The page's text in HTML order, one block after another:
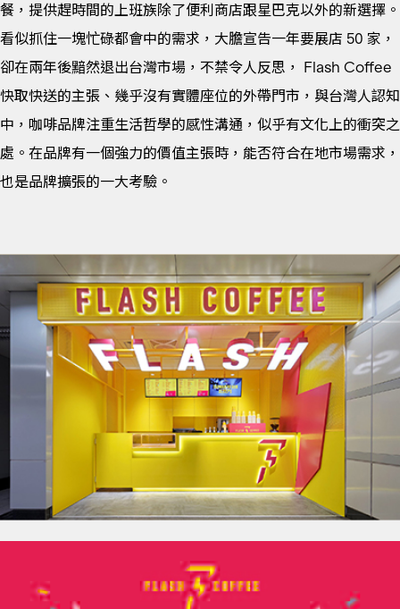
餐，提供趕時間的上班族除了便利商店跟星巴克以外的新選擇。
看似抓住一塊忙碌都會中的需求，大膽宣告一年要展店 50 家，
卻在兩年後黯然退出台灣市場，不禁令人反思， Flash Coffee
快取快送的主張、幾乎沒有實體座位的外帶門市，與台灣人認知
中，咖啡品牌注重生活哲學的感性溝通，似乎有文化上的衝突之
處。在品牌有一個強力的價值主張時，能否符合在地市場需求，
也是品牌擴張的一大考驗。